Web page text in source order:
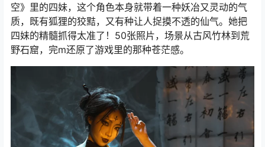
空》里的四妹，这个角色本身就带着一种妖冶又灵动的气
质，既有狐狸的狡黠，又有种让人捉摸不透的仙气。她把
四妹的精髓抓得太准了！50张照片，场景从古风竹林到荒
野石窟，完m还原了游戏里的那种苍茫感。